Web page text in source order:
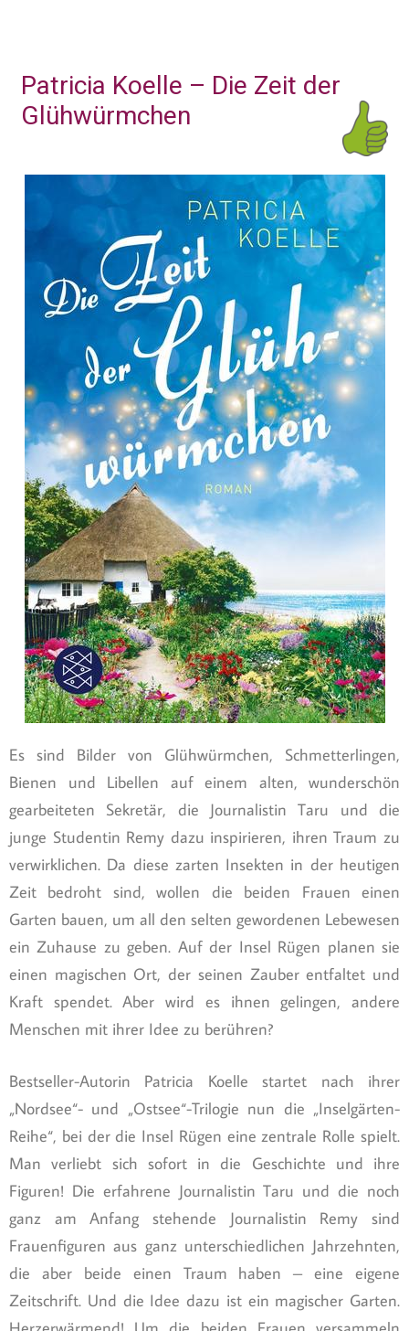
Patricia Koelle – Die Zeit der
Glühwürmchen
Es sind Bilder von Glühwürmchen, Schmetterlingen,
Bienen und Libellen auf einem alten, wunderschön
gearbeiteten Sekretär, die Journalistin Taru und die
junge Studentin Remy dazu inspirieren, ihren Traum zu
verwirklichen. Da diese zarten Insekten in der heutigen
Zeit bedroht sind, wollen die beiden Frauen einen
Garten bauen, um all den selten gewordenen Lebewesen
ein Zuhause zu geben. Auf der Insel Rügen planen sie
einen magischen Ort, der seinen Zauber entfaltet und
Kraft spendet. Aber wird es ihnen gelingen, andere
Menschen mit ihrer Idee zu berühren?
Bestseller-Autorin Patricia Koelle startet nach ihrer
„Nordsee“- und „Ostsee“-Trilogie nun die „Inselgärten-
Reihe“, bei der die Insel Rügen eine zentrale Rolle spielt.
Man verliebt sich sofort in die Geschichte und ihre
Figuren! Die erfahrene Journalistin Taru und die noch
ganz am Anfang stehende Journalistin Remy sind
Frauenfiguren aus ganz unterschiedlichen Jahrzehnten,
die aber beide einen Traum haben – eine eigene
Zeitschrift. Und die Idee dazu ist ein magischer Garten.